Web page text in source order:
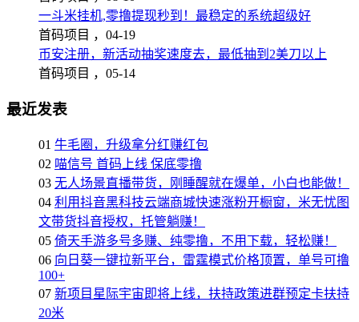
一斗米挂机,零撸提现秒到！最稳定的系统超级好
首码项目 ， 04-19
币安注册，新活动抽奖速度去，最低抽到2美刀以上
首码项目 ， 05-14
最近发表
01 牛毛圈，升级拿分红赚红包
02 喵信号 首码上线 保底零撸
03 无人场景直播带货，刚睡醒就在爆单，小白也能做！
04 利用抖音黑科技云端商城快速涨粉开橱窗，米无忧图
文带货抖音授权，托管躺赚！
05 倚天手游多号多赚、纯零撸，不用下载，轻松赚！
06 向日葵一键拉新平台，雷霆模式价格顶置，单号可撸
100+
07 新项目星际宇宙即将上线，扶持政策进群预定卡扶持
20米